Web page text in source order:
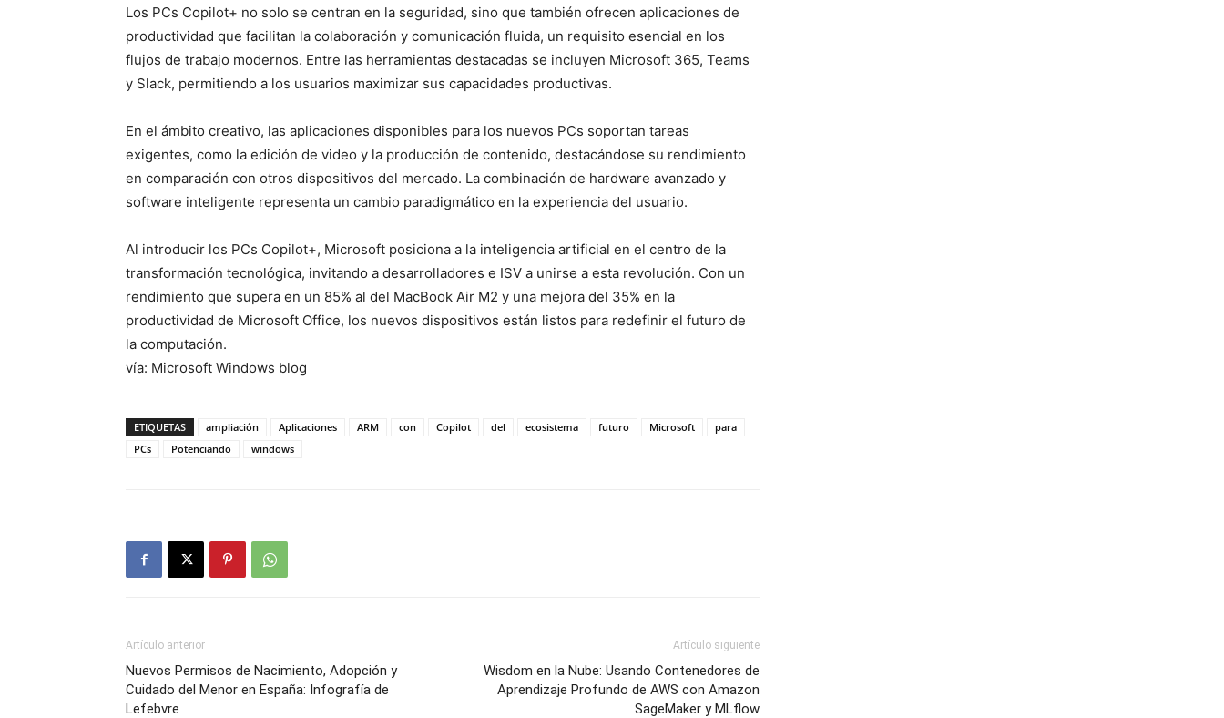
Los PCs Copilot+ no solo se centran en la seguridad, sino que también ofrecen aplicaciones de
productividad que facilitan la colaboración y comunicación fluida, un requisito esencial en los
flujos de trabajo modernos. Entre las herramientas destacadas se incluyen Microsoft 365, Teams
y Slack, permitiendo a los usuarios maximizar sus capacidades productivas.
En el ámbito creativo, las aplicaciones disponibles para los nuevos PCs soportan tareas
exigentes, como la edición de video y la producción de contenido, destacándose su rendimiento
en comparación con otros dispositivos del mercado. La combinación de hardware avanzado y
software inteligente representa un cambio paradigmático en la experiencia del usuario.
Al introducir los PCs Copilot+, Microsoft posiciona a la inteligencia artificial en el centro de la
transformación tecnológica, invitando a desarrolladores e ISV a unirse a esta revolución. Con un
rendimiento que supera en un 85% al del MacBook Air M2 y una mejora del 35% en la
productividad de Microsoft Office, los nuevos dispositivos están listos para redefinir el futuro de
la computación.
vía: Microsoft Windows blog
ETIQUETAS ampliación Aplicaciones ARM con Copilot del ecosistema futuro Microsoft
para
PCs
Potenciando windows
Artículo anterior
Nuevos Permisos de Nacimiento, Adopción y
Cuidado del Menor en España: Infografía de
Lefebvre
Artículo siguiente
Wisdom en la Nube: Usando Contenedores de
Aprendizaje Profundo de AWS con Amazon
SageMaker y MLflow